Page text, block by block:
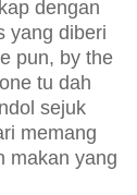
dengan
yang diberi
pun, by the
tu dah
sejuk
memang
makan yang